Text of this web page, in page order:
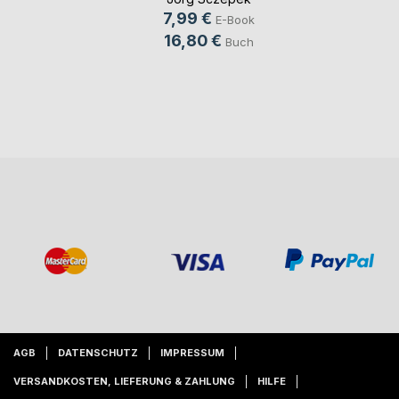
7,99 € E-Book
16,80 € Buch
AGB DATENSCHUTZ IMPRESSUM
VERSANDKOSTEN, LIEFERUNG & ZAHLUNG HILFE